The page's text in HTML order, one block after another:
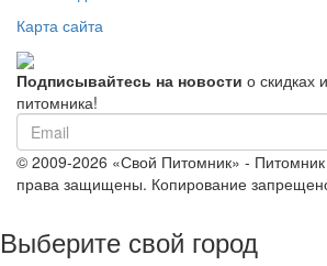
Карта сайта
Подписывайтесь на новости о скидках
питомника!
© 2009-2026 «Свой Питомник» -
права защищены. Копирование
Выберите свой город